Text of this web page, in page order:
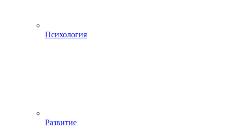
Психология
Развитие